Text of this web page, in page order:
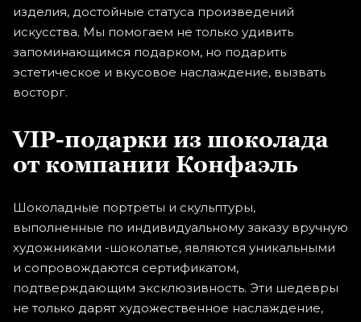
изделия, достойные статуса произведений
искусства. Мы помогаем не только удивить
запоминающимся подарком, но подарить
эстетическое и вкусовое наслаждение, вызвать
восторг.
VIP-подарки из шоколада
от компании Конфаэль
Шоколадные портреты и скульптуры,
выполненные по индивидуальному заказу вручную
художниками -шоколатье, являются уникальными
и сопровождаются сертификатом,
подтверждающим эксклюзивность. Эти шедевры
не только дарят художественное наслаждение,